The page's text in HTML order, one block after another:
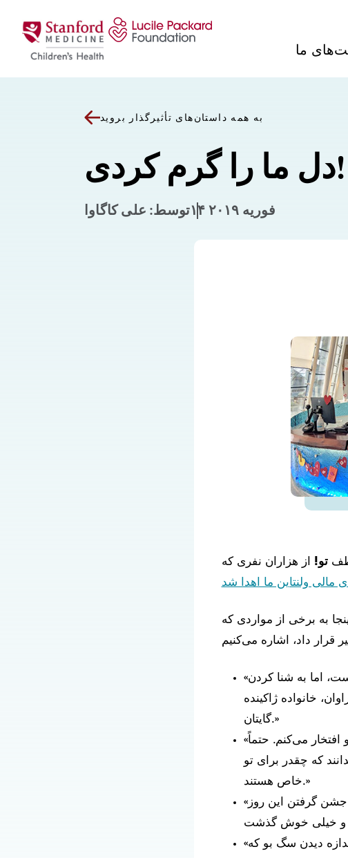
ما
به همه داستان‌های تأثیرگذار بروید
دل ما را گرم کردی!
توسط: علی کاگاوا ۱۴ فوریه ۲۰۱۹
تو!
از هزاران نفری که
به برخی از مواردی که
«برای شما بهترین روز ولنتاین را آرزو می‌کنم! می‌دانم چقدر سخت است، اما به شنا کردن
خانواده ژاکینده
گایتان.»
«امیدوارم روز خاصی داشته باشی. بدان که زیبا هستی و من به تو افتخار می‌کنم. حتماً
که چقدر برای تو
خاص هستند.»
«من هم روز ولنتاین را در بیمارستان گذراندم! یادم هست که برای جشن گرفتن این روز
«امیدوارم روز ولنتاین فوق‌العاده و خاصی داشته باشید، روزی که به اندازه دیدن سگ بو که